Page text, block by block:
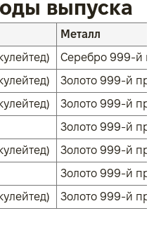
выпуска
Металл
Серебро 999-й
Золото 999-й
Золото 999-й
Золото 999-й
Золото 999-й
Золото 999-й
Золото 999-й